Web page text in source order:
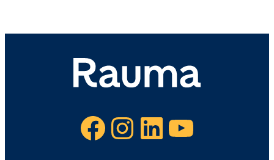
Facebook Instagram LinkedIn YouTube